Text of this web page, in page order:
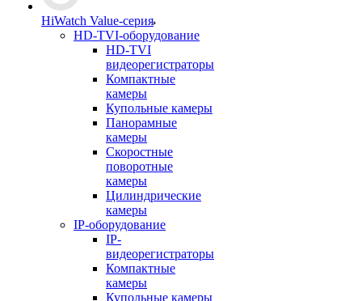
HiWatch Value-серия
HD-TVI-оборудование
HD-TVI
видеорегистраторы
Компактные
камеры
Купольные камеры
Панорамные
камеры
Скоростные
поворотные
камеры
Цилиндрические
камеры
IP-оборудование
IP-
видеорегистраторы
Компактные
камеры
Купольные камеры